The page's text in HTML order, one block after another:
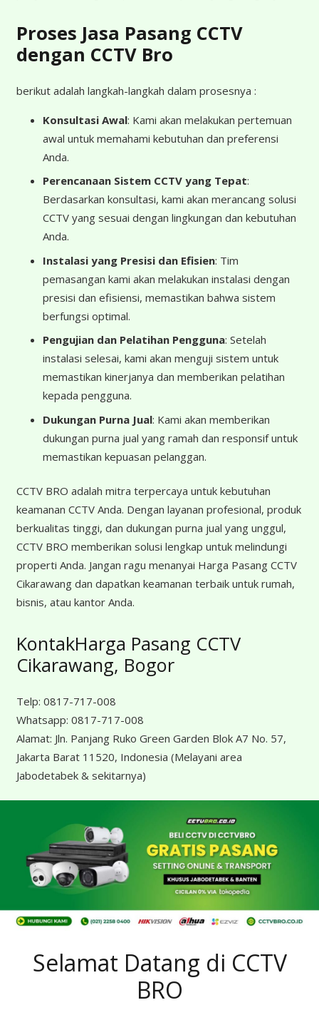
Proses Jasa Pasang CCTV
dengan CCTV Bro
berikut adalah langkah-langkah dalam prosesnya :
Konsultasi Awal: Kami akan melakukan pertemuan
awal untuk memahami kebutuhan dan preferensi
Anda.
Perencanaan Sistem CCTV yang Tepat:
Berdasarkan konsultasi, kami akan merancang solusi
CCTV yang sesuai dengan lingkungan dan kebutuhan
Anda.
Instalasi yang Presisi dan Efisien: Tim
pemasangan kami akan melakukan instalasi dengan
presisi dan efisiensi, memastikan bahwa sistem
berfungsi optimal.
Pengujian dan Pelatihan Pengguna: Setelah
instalasi selesai, kami akan menguji sistem untuk
memastikan kinerjanya dan memberikan pelatihan
kepada pengguna.
Dukungan Purna Jual: Kami akan memberikan
dukungan purna jual yang ramah dan responsif untuk
memastikan kepuasan pelanggan.
CCTV BRO adalah mitra terpercaya untuk kebutuhan
keamanan CCTV Anda. Dengan layanan profesional, produk
berkualitas tinggi, dan dukungan purna jual yang unggul,
CCTV BRO memberikan solusi lengkap untuk melindungi
properti Anda. Jangan ragu menanyai Harga Pasang CCTV
Cikarawang dan dapatkan keamanan terbaik untuk rumah,
bisnis, atau kantor Anda.
KontakHarga Pasang CCTV
Cikarawang, Bogor
Telp: 0817-717-008
Whatsapp: 0817-717-008
Alamat: Jln. Panjang Ruko Green Garden Blok A7 No. 57,
Jakarta Barat 11520, Indonesia (Melayani area
Jabodetabek & sekitarnya)
Selamat Datang di CCTV
BRO